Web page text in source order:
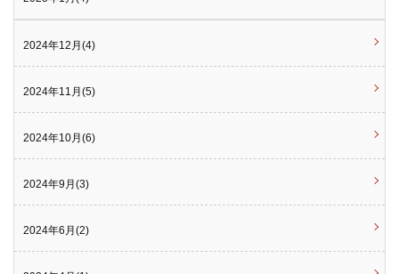
2024年12月(4)
2024年11月(5)
2024年10月(6)
2024年9月(3)
2024年6月(2)